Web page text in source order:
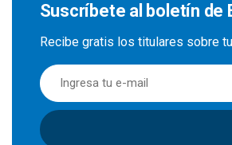
Suscríbete al boletín de
Recibe gratis los titulares sobre